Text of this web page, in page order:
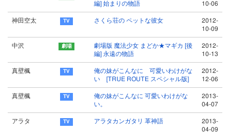
編] 始まりの物語
10-06
神田空太 さくら荘の ペットな彼女
2012-
10-09
中沢
劇場版 魔法少女 まどか★マギカ [後
編] 永遠の物語
2012-
10-13
真壁楓
俺の妹がこんなに 可愛いわけがな
い [TRUE ROUTE スペシャル版]
2012-
12-06
真壁楓
俺の妹がこんなに 可愛いわけがな
い。
2013-
04-07
アラタ アラタカンガタリ 革神語
2013-
04-09